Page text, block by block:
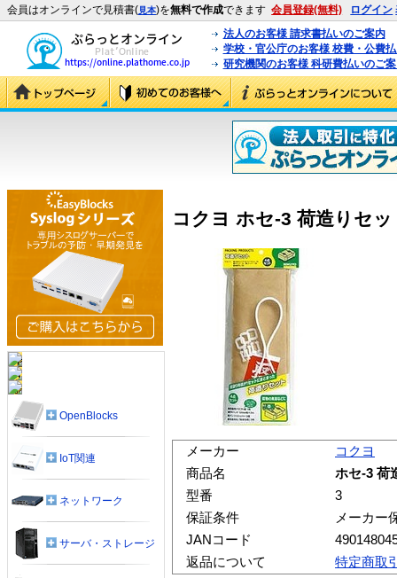
会員はオンラインで見積書(見本)を無料で作成できます 会員登録(無料) ログイン
法人のお客様 請求書払いのご案内
学校・官公庁のお客様 校費・公費
研究機関のお客様 科研費払いのご
コクヨ ホセ-3 荷造りセ
メーカー
コクヨ
商品名
ホセ-3 荷
型番
3
保証条件
メーカー
JANコード
返品について
特定商取
OpenBlocks
IoT関連
ネットワーク
サーバ・ストレージ